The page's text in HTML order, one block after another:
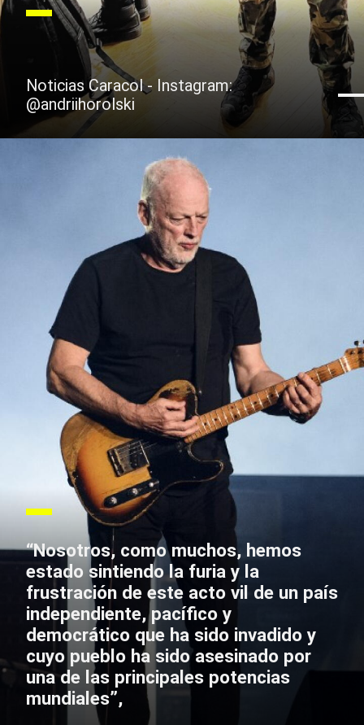
Noticias Caracol - Instagram:
@andriihorolski
“Nosotros, como muchos, hemos
estado sintiendo la furia y la
frustración de este acto vil de un país
independiente, pacífico y
democrático que ha sido invadido y
cuyo pueblo ha sido asesinado por
una de las principales potencias
mundiales”,